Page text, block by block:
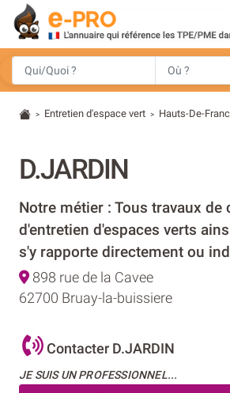
> Entretien d'espace vert > Hauts-De-
D.JARDIN
Notre métier : Tous travaux de
d'entretien d'espaces verts
s'y rapporte directement ou
898 rue de la Cavee
62700 Bruay-la-buissiere
Contacter D.JARDIN
JE SUIS UN PROFESSIONNEL...